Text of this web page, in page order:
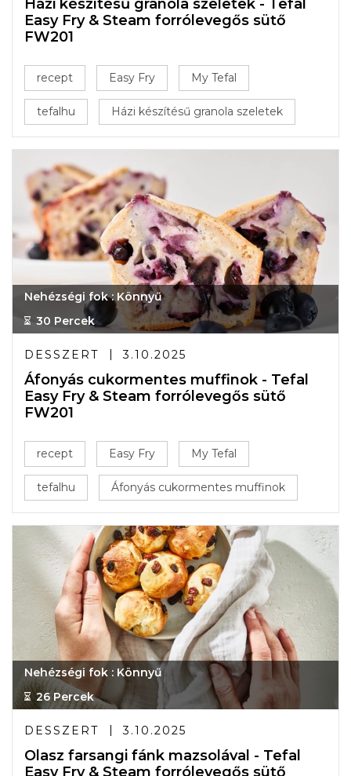
Házi készítésű granola szeletek - Tefal
Easy Fry & Steam forrólevegős sütő
FW201
recept Easy Fry My Tefal
tefalhu Házi készítésű granola szeletek
Nehézségi fok : Könnyű
30 Percek
DESSZERT 3.10.2025
Áfonyás cukormentes muffinok - Tefal
Easy Fry & Steam forrólevegős sütő
FW201
recept Easy Fry My Tefal
tefalhu Áfonyás cukormentes muffinok
Nehézségi fok : Könnyű
26 Percek
DESSZERT 3.10.2025
Olasz farsangi fánk mazsolával - Tefal
Easy Fry & Steam forrólevegős sütő